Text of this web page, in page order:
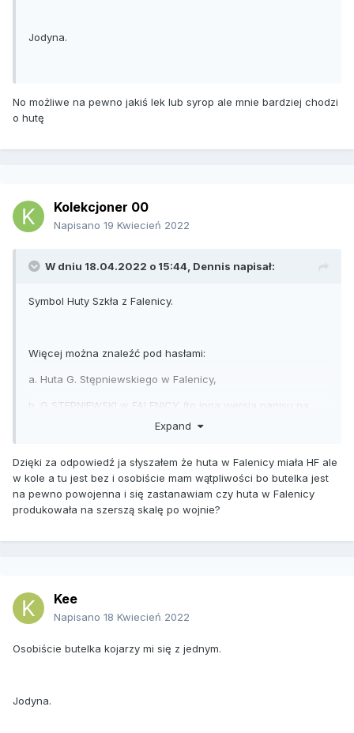
Jodyna.
No możliwe na pewno jakiś lek lub syrop ale mnie bardziej chodzi
o hutę
Kolekcjoner 00
Napisano 19 Kwiecień 2022
W dniu 18.04.2022 o 15:44, Dennis napisał:
Symbol Huty Szkła z Falenicy.
Więcej można znaleźć pod hasłami:
a. Huta G. Stępniewskiego w Falenicy,
b. G STEPNIEWSKI w FALENICY (to inna wersja napisu na
denku, pewnie i inne czasy).Expand
Dzięki za odpowiedź ja słyszałem że huta w Falenicy miała HF ale
w kole a tu jest bez i osobiście mam wątpliwości bo butelka jest
na pewno powojenna i się zastanawiam czy huta w Falenicy
produkowała na szerszą skalę po wojnie?
Kee
Napisano 18 Kwiecień 2022
Osobiście butelka kojarzy mi się z jednym.
Jodyna.